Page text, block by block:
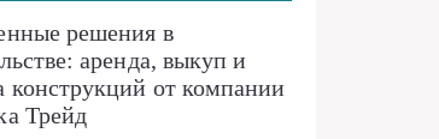
решения в
аренда, выкуп и
конструкций от компании
Трейд